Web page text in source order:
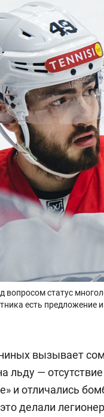
статус
есть предложение
вызывает
льду —
и отличались
делали